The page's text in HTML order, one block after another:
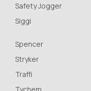
Safety Jogger
Siggi
Spencer
Stryker
Traffi